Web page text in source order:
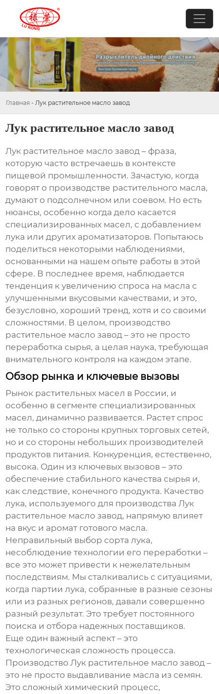
Главная - Лук растительное масло завод
Лук растительное масло завод
Лук растительное масло завод – фраза,
которую часто встречаешь в контексте
пищевой промышленности. Зачастую, когда
говорят о производстве растительного масла,
думают о подсолнечном или соевом. Но есть
нюансы, особенно когда дело касается
специализированных масел, с добавлением
лука или других ароматизаторов. Попытаюсь
поделиться некоторыми наблюдениями,
основанными на нашем опыте работы в этой
сфере. В последнее время, наблюдается
тенденция к увеличению спроса на масла с
улучшенными вкусовыми качествами, и это,
безусловно, хороший тренд, хотя и со своими
сложностями. В целом, производство
растительное масло завод – это не просто
переработка сырья, а целая наука, требующая
внимательного контроля на каждом этапе.
Обзор рынка и ключевые вызовы
Рынок растительных масел в России, и
особенно в сегменте специализированных
масел, динамично развивается. Растет спрос
не только со стороны крупных торговых сетей,
но и со стороны небольших производителей
продуктов питания. Конкуренция, естественно,
высока. Один из ключевых вызовов – это
обеспечение стабильного качества сырья и,
как следствие, конечного продукта. Качество
лука, используемого для производстваЛук
растительное масло завод, напрямую влияет
на вкус и аромат готового масла.
Неправильный выбор сорта лука,
несоблюдение технологии его переработки –
все это может привести к нежелательным
последствиям. Мы сталкивались с ситуациями,
когда партии лука, собранные в разные сезоны
или из разных регионов, давали совершенно
разный результат. Это требует постоянного
поиска и отбора надежных поставщиков.
Еще один важный аспект – это
технологическая сложность процесса.
ПроизводствоЛук растительное масло завод –
это не просто выдавливание масла из семян.
Это сложный химический процесс,